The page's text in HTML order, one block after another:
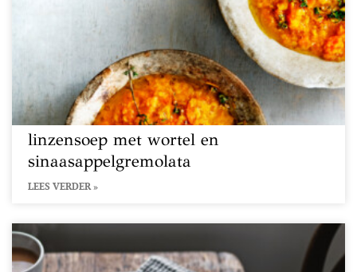
linzensoep met wortel en
sinaasappelgremolata
LEES VERDER »